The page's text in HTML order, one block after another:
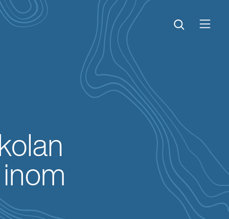
Öppna sök
Öppna menyn